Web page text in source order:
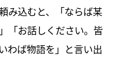
み込むと、「ならば某
「お話しください。皆
わば物語を」と言い出